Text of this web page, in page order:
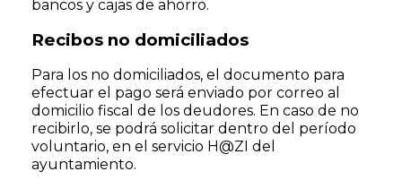
bancos y cajas de ahorro.
Recibos no domiciliados
Para los no domiciliados, el documento para
efectuar el pago será enviado por correo al
domicilio fiscal de los deudores. En caso de no
recibirlo, se podrá solicitar dentro del período
voluntario, en el servicio H@ZI del
ayuntamiento.